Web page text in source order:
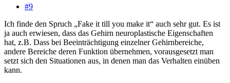
#9
Ich finde den Spruch „Fake it till you make it“ auch sehr gut. Es ist
ja auch erwiesen, dass das Gehirn neuroplastische Eigenschaften
hat, z.B. Dass bei Beeinträchtigung einzelner Gehirnbereiche,
andere Bereiche deren Funktion übernehmen, vorausgesetzt man
setzt sich den Situationen aus, in denen man das Verhalten einüben
kann.